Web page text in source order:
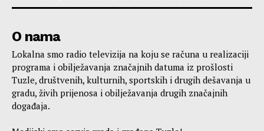
O nama
Lokalna smo radio televizija na koju se računa u realizaciji
programa i obilježavanja značajnih datuma iz prošlosti
Tuzle, društvenih, kulturnih, sportskih i drugih dešavanja u
gradu, živih prijenosa i obilježavanja drugih značajnih
događaja.